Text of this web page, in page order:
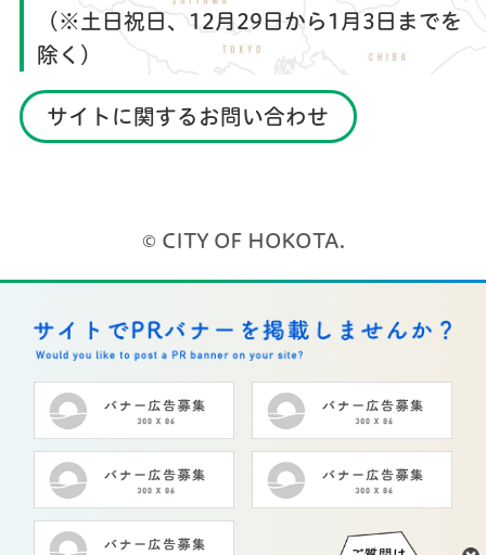
（※土日祝日、12月29日から1月3日までを
除く）
サイトに関するお問い合わせ
© CITY OF HOKOTA.